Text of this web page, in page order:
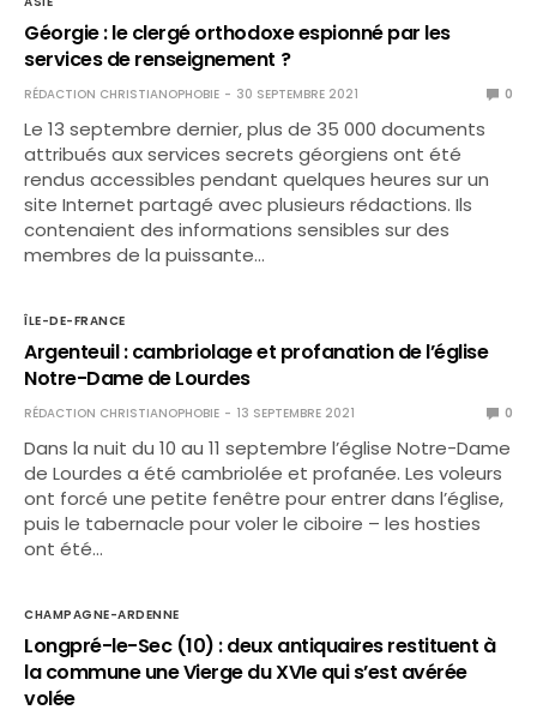
Géorgie : le clergé orthodoxe espionné par les
services de renseignement ?
RÉDACTION CHRISTIANOPHOBIE 30 SEPTEMBRE 2021 0
Le 13 septembre dernier, plus de 35 000 documents
attribués aux services secrets géorgiens ont été
rendus accessibles pendant quelques heures sur un
site Internet partagé avec plusieurs rédactions. Ils
contenaient des informations sensibles sur des
membres de la puissante…
ÎLE-DE-FRANCE
Argenteuil : cambriolage et profanation de l’église
Notre-Dame de Lourdes
RÉDACTION CHRISTIANOPHOBIE 13 SEPTEMBRE 2021 0
Dans la nuit du 10 au 11 septembre l’église Notre-Dame
de Lourdes a été cambriolée et profanée. Les voleurs
ont forcé une petite fenêtre pour entrer dans l’église,
puis le tabernacle pour voler le ciboire – les hosties
ont été…
CHAMPAGNE-ARDENNE
Longpré-le-Sec (10) : deux antiquaires restituent à
la commune une Vierge du XVIe qui s’est avérée
volée